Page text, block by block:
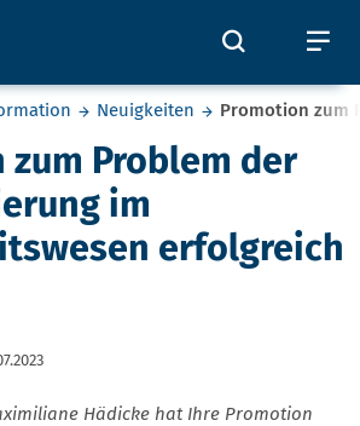
Öffnet
Neuigkeiten Promotion zum
Problem der
im
erfolgreich
Hädicke hat Ihre Promotion